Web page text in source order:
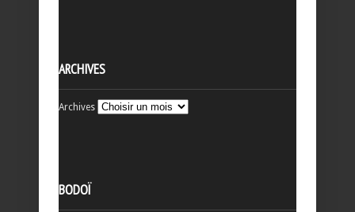
ARCHIVES
Archives
BODOÏ